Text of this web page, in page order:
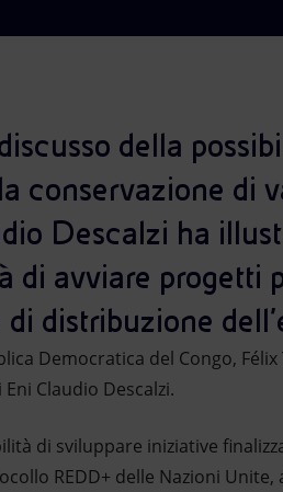
della
conservazione di
Descalzi ha
di avviare progetti
distribuzione
Democratica del Congo, Félix
Claudio Descalzi.
di sviluppare iniziative
REDD+ delle Nazioni Unite,